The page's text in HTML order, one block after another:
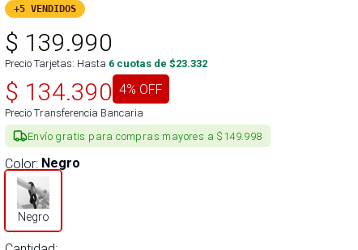
+5 VENDIDOS
$ 139.990
Precio Tarjetas: Hasta 6 cuotas de $23.332
$ 134.390 4% OFF
Precio Transferencia Bancaria
Envío gratis para compras mayores a $149.998
Color: Negro
Negro